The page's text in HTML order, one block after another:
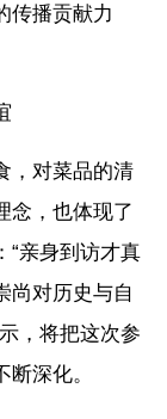
传播贡献力
，对菜品的清
念，也体现了
“亲身到访才真
尚对历史与自
，将把这次参
深化。